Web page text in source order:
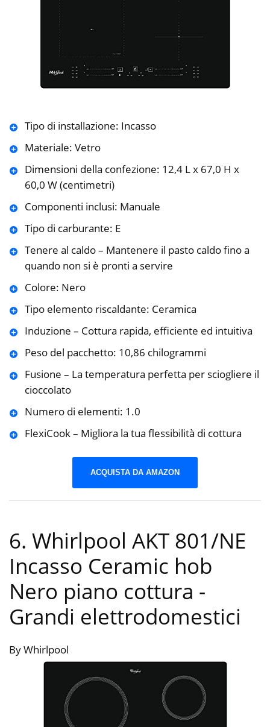
Tipo di installazione: Incasso
Materiale: Vetro
Dimensioni della confezione: 12,4 L x 67,0 H x
60,0 W (centimetri)
Componenti inclusi: Manuale
Tipo di carburante: E
Tenere al caldo – Mantenere il pasto caldo fino a
quando non si è pronti a servire
Colore: Nero
Tipo elemento riscaldante: Ceramica
Induzione – Cottura rapida, efficiente ed intuitiva
Peso del pacchetto: 10,86 chilogrammi
Fusione – La temperatura perfetta per sciogliere il
cioccolato
Numero di elementi: 1.0
FlexiCook – Migliora la tua flessibilità di cottura
ACQUISTA DA AMAZON
6. Whirlpool AKT 801/NE
Incasso Ceramic hob
Nero piano cottura -
Grandi elettrodomestici
By Whirlpool